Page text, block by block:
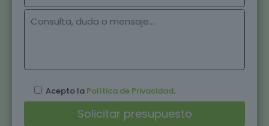
Acepto la Política de Privacidad.